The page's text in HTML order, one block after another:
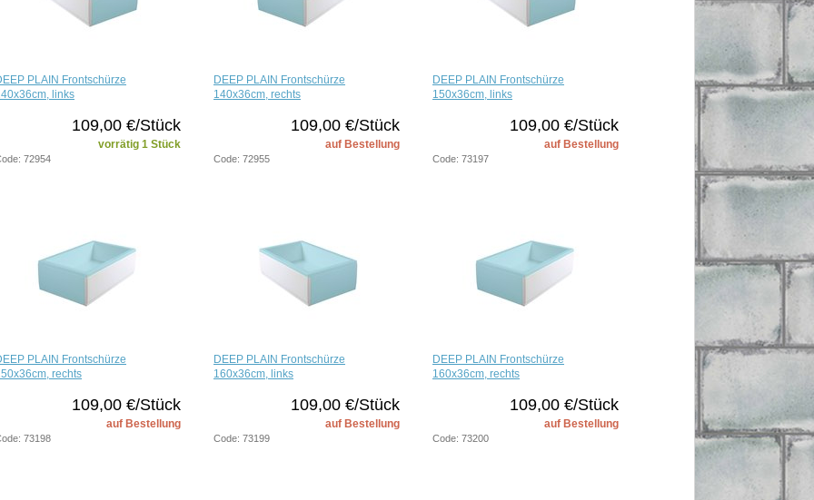
PLAIN Frontschürze
links
109,00 €/Stück
vorrätig 1 Stück
72954
DEEP PLAIN Frontschürze
140x36cm, rechts
109,00 €/Stück
auf Bestellung
Code: 72955
DEEP PLAIN Frontschürze
150x36cm, links
109,00 €/Stück
auf Bestellung
Code: 73197
PLAIN Frontschürze
rechts
109,00 €/Stück
auf Bestellung
73198
DEEP PLAIN Frontschürze
160x36cm, links
109,00 €/Stück
auf Bestellung
Code: 73199
DEEP PLAIN Frontschürze
160x36cm, rechts
109,00 €/Stück
auf Bestellung
Code: 73200